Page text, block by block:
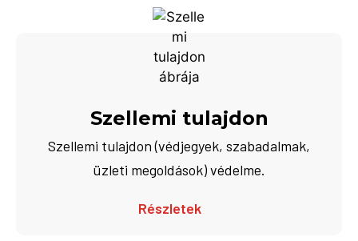
Szellemi tulajdon
Szellemi tulajdon (védjegyek, szabadalmak,
üzleti megoldások) védelme.
Részletek